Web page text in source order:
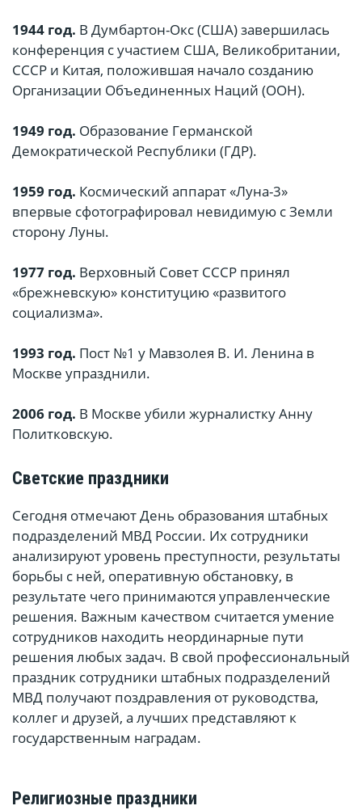
1944 год. В Думбартон-Окс (США) завершилась
конференция с участием США, Великобритании,
СССР и Китая, положившая начало созданию
Организации Объединенных Наций (ООН).
1949 год. Образование Германской
Демократической Республики (ГДР).
1959 год. Космический аппарат «Луна-3»
впервые сфотографировал невидимую с Земли
сторону Луны.
1977 год. Верховный Совет СССР принял
«брежневскую» конституцию «развитого
социализма».
1993 год. Пост №1 у Мавзолея В. И. Ленина в
Москве упразднили.
2006 год. В Москве убили журналистку Анну
Политковскую.
Светские праздники
Сегодня отмечают День образования штабных
подразделений МВД России. Их сотрудники
анализируют уровень преступности, результаты
борьбы с ней, оперативную обстановку, в
результате чего принимаются управленческие
решения. Важным качеством считается умение
сотрудников находить неординарные пути
решения любых задач. В свой профессиональный
праздник сотрудники штабных подразделений
МВД получают поздравления от руководства,
коллег и друзей, а лучших представляют к
государственным наградам.
Религиозные праздники